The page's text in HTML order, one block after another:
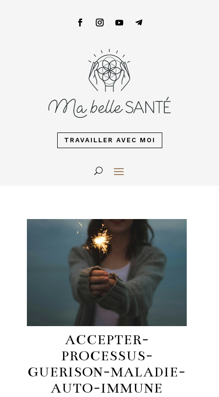
TRAVAILLER AVEC MOI
ACCEPTER-
PROCESSUS-
GUERISON-MALADIE-
AUTO-IMMUNE